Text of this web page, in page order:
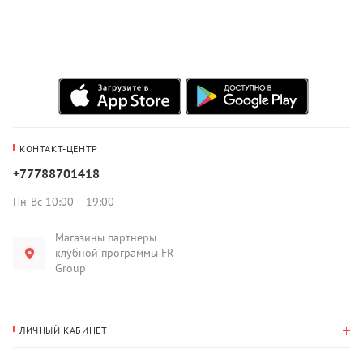
КОНТАКТ-ЦЕНТР
+77788701418
Пн-Вс 10:00 – 19:00
Магазины партнеры
клубной программы FR
Group
ЛИЧНЫЙ КАБИНЕТ